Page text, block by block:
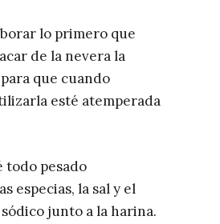
lo primero que
de la nevera la
que cuando
esté atemperada
todo pesado
especias, la sal y el
junto a la harina.